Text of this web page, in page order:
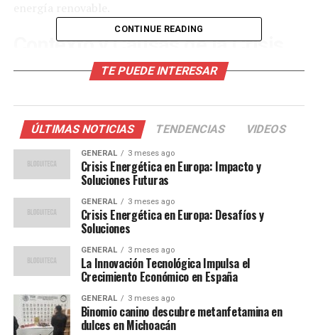
Contexto y Causas de la Crisis
La dependencia de Europa del gas natural ruso ha sido
reciente conflicto geopolítico entre Rusia y Ucrania, las
tensiones han escalado, resultando en una reducción
significativa del suministro de gas. Esto ha dejado a
muchos países europeos buscando alternativas de
energía en un mercado ya saturado.
Además, la transición hacia fuentes de energía más
limpias ha enfrentado obstáculos. Las inversiones en
energía eólica y solar no han crecido al ritmo necesario
para compensar la disminución del uso de combustibles
fósiles. Según un informe de la Comisión Europea, solo
el 20% de la energía consumida en la UE proviene de
fuentes renovables.
CONTINUE READING
TE PUEDE INTERESAR
ÚLTIMAS NOTICIAS TENDENCIAS VIDEOS
GENERAL 3 meses ago
Crisis Energética en Europa: Impacto y
Soluciones Futuras
GENERAL 3 meses ago
Crisis Energética en Europa: Desafíos y
Soluciones
GENERAL 3 meses ago
La Innovación Tecnológica Impulsa el
Crecimiento Económico en España
GENERAL 3 meses ago
Binomio canino descubre metanfetamina en
dulces en Michoacán